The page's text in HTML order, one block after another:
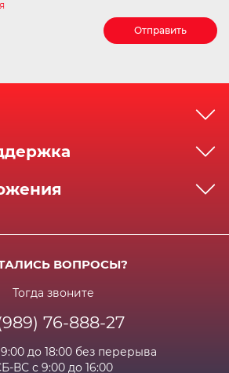
Отправить
вопросы
ВОПРОСЫ?
Тогда звоните
76-888-27
до 18:00 без перерыва
ВС с 9:00 до 16:00